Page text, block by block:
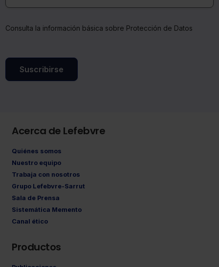
Consulta la información básica sobre Protección de Datos
Suscribirse
Acerca de Lefebvre
Quiénes somos
Nuestro equipo
Trabaja con nosotros
Grupo Lefebvre-Sarrut
Sala de Prensa
Sistemática Memento
Canal ético
Productos